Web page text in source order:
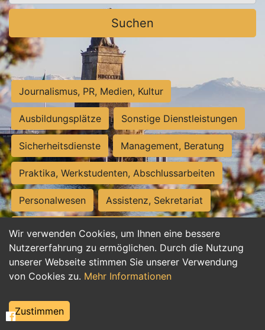
Wir verwenden Cookies, um Ihnen eine bessere
Nutzererfahrung zu ermöglichen. Durch die Nutzung
unserer Webseite stimmen Sie unserer Verwendung
von Cookies zu. Mehr Informationen
Zustimmen
Suchen
Journalismus, PR, Medien, Kultur
Ausbildungsplätze Sonstige Dienstleistungen
Sicherheitsdienste Management, Beratung
Praktika, Werkstudenten, Abschlussarbeiten
Personalwesen Assistenz, Sekretariat
Hilfskräfte, Aushilfs- und Nebenjobs
Einkauf, Logistik, Materialwirtschaft
Weiterbildung, Studium, duale Ausbildung
Tourismus